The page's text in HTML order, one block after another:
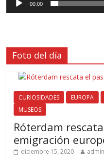
00:00
Foto del día
CURIOSIDADES EUROPA
MUSEOS
Róterdam
emigración
diciembre 15, 2020 admin